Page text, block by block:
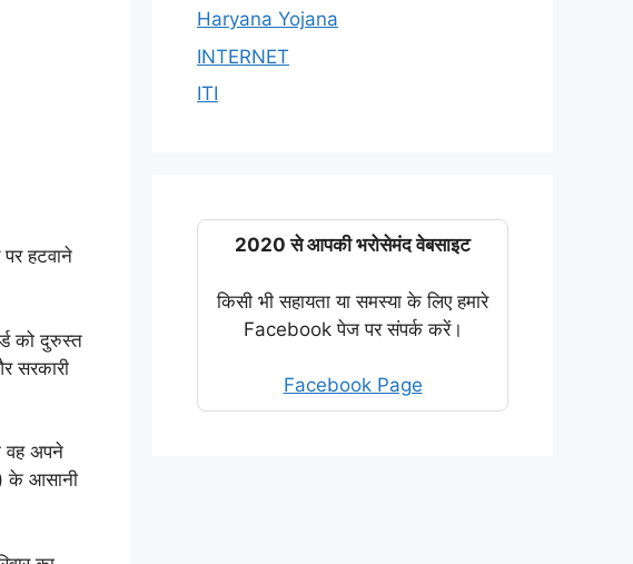
हटवाने
को दुरुस्त
सरकारी
वह अपने
के आसानी
Haryana Yojana
INTERNET
ITI
2020 से आपकी भरोसेमंद वेबसाइट
किसी भी सहायता या समस्या के लिए हमारे
Facebook पेज पर संपर्क करें।
Facebook Page